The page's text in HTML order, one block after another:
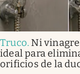
Truco. Ni
ideal para
orificios de la